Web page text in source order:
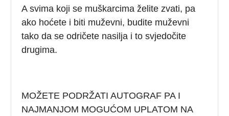
A svima koji se muškarcima želite zvati, pa
ako hoćete i biti muževni, budite muževni
tako da se odričete nasilja i to svjedočite
drugima.
MOŽETE PODRŽATI AUTOGRAF PA I
NAJMANJOM MOGUĆOM UPLATOM NA